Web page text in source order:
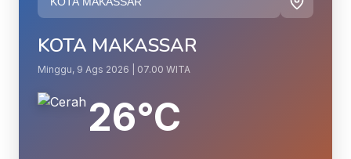
KOTA MAKASSAR
Minggu, 9 Ags 2026 | 07.00 WITA
26°C